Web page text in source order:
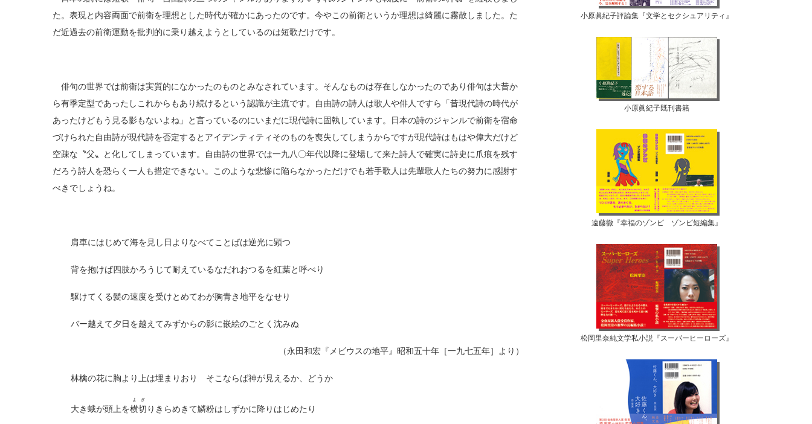
た。表現と内容両面で前衛を理想とした時代が確かにあったのです。今やこの前衛というか理想は綺麗に霧散しました。た
だ近過去の前衛運動を批判的に乗り越えようとしているのは短歌だけです。
俳句の世界では前衛は実質的になかったのものとみなされています。そんなものは存在しなかったのであり俳句は大昔か
ら有季定型であったしこれからもあり続けるという認識が主流です。自由詩の詩人は歌人や俳人ですら「昔現代詩の時代が
あったけどもう見る影もないよね」と言っているのにいまだに現代詩に固執しています。日本の詩のジャンルで前衛を宿命
づけられた自由詩が現代詩を否定するとアイデンティティそのものを喪失してしまうからですが現代詩はもはや偉大だけど
空疎な〝父〟と化してしまっています。自由詩の世界では一九八〇年代以降に登場して来た詩人で確実に詩史に爪痕を残す
だろう詩人を恐らく一人も措定できない。このような悲惨に陥らなかっただけでも若手歌人は先輩歌人たちの努力に感謝す
べきでしょうね。
肩車にはじめて海を見し日よりなべてことばは逆光に顕つ
背を抱けば四肢かろうじて耐えているなだれおつるを紅葉と呼べり
駆けてくる髪の速度を受けとめてわが胸青き地平をなせり
バー越えて夕日を越えてみずからの影に嵌絵のごとく沈みぬ
（永田和宏『メビウスの地平』昭和五十年［一九七五年］より）
林檎の花に胸より上は埋まりおり そこならば神が見えるか、どうか
大き蛾が頭上を横切
よぎ
りきらめきて鱗粉はしずかに降りはじめたり
小原眞紀子評論集『文学とセクシュアリティ』
小原眞紀子既刊書籍
遠藤徹『幸福のゾンビ ゾンビ短編集』
松岡里奈純文学私小説『スーパーヒーローズ』